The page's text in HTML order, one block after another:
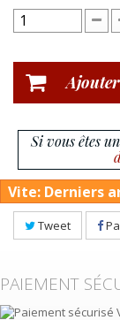
Si vous êtes
Vite: Derniers
Tweet
PAIEMENT